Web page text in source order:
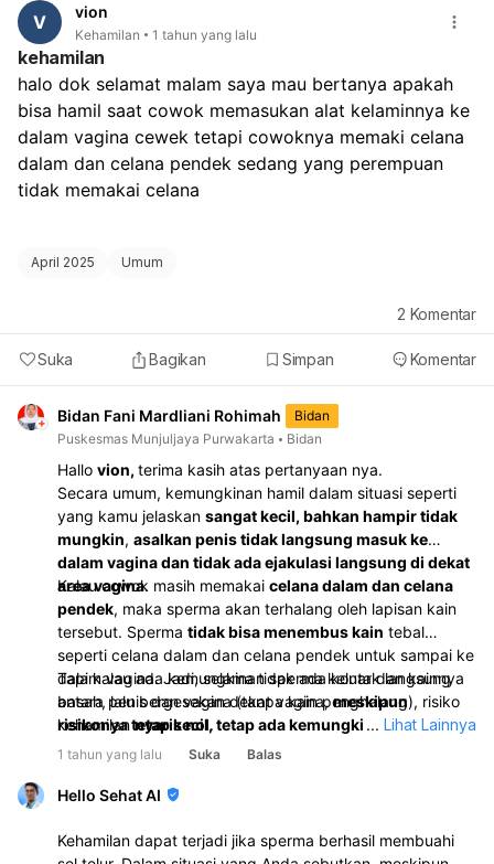
kepada dokter, terutama jika Anda merasakan perubahan
yang tidak biasa. Kesehatan janin adalah prioritas utama,
jadi pemeriksaan rutin sangat dianjurkan.
V vion
Kehamilan 1 tahun yang lalu
kehamilan
halo dok selamat malam saya mau bertanya apakah
bisa hamil saat cowok memasukan alat kelaminnya ke
dalam vagina cewek tetapi cowoknya memaki celana
dalam dan celana pendek sedang yang perempuan
tidak memakai celana
April 2025 Umum
Suka Bagikan Simpan Komentar
2 Komentar
Bidan Fani Mardliani Rohimah
Bidan
Puskesmas Munjuljaya Purwakarta
Bidan
Hallo vion, terima kasih atas pertanyaan nya.
Secara umum, kemungkinan hamil dalam situasi seperti
yang kamu jelaskan sangat kecil, bahkan hampir tidak
mungkin, asalkan penis tidak langsung masuk ke
dalam vagina dan tidak ada ejakulasi langsung di dekat
area vagina.
Kalau cowok masih memakai celana dalam dan celana
pendek, maka sperma akan terhalang oleh lapisan kain
tersebut. Sperma tidak bisa menembus kain tebal
seperti celana dalam dan celana pendek untuk sampai ke
dalam vagina. Jadi, selama tidak ada kontak langsung
antara penis dan vagina (tanpa kain penghalang), risiko
kehamilannyaris nol.
Tapi kalau ada kemungkinan sperma keluar dan kainnya
basah, lalu bergesekan dekat vagina,meskipun
risikonya tetap kecil, tetap ada kemungkinan. Jadi,
kalau kamu khawatir atau ingin lebih aman, penting untuk
perlindungan.
... Lihat Lainnya
1 tahun yang lalu Suka Balas
Hello Sehat AI
Kehamilan dapat terjadi jika sperma berhasil membuahi